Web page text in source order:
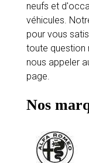
neufs et
véhicules.
pour vous
toute question
nous appeler
page.
Nos